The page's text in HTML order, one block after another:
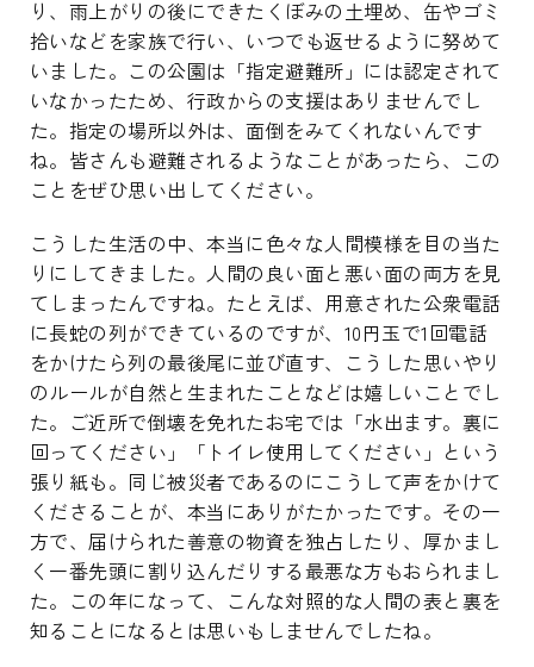
り、雨上がりの後にできたくぼみの土埋め、缶やゴミ
拾いなどを家族で行い、いつでも返せるように努めて
いました。この公園は「指定避難所」には認定されて
いなかったため、行政からの支援はありませんでし
た。指定の場所以外は、面倒をみてくれないんです
ね。皆さんも避難されるようなことがあったら、この
ことをぜひ思い出してください。
こうした生活の中、本当に色々な人間模様を目の当た
りにしてきました。人間の良い面と悪い面の両方を見
てしまったんですね。たとえば、用意された公衆電話
に長蛇の列ができているのですが、10円玉で1回電話
をかけたら列の最後尾に並び直す、こうした思いやり
のルールが自然と生まれたことなどは嬉しいことでし
た。ご近所で倒壊を免れたお宅では「水出ます。裏に
回ってください」「トイレ使用してください」という
張り紙も。同じ被災者であるのにこうして声をかけて
くださることが、本当にありがたかったです。その一
方で、届けられた善意の物資を独占したり、厚かまし
く一番先頭に割り込んだりする最悪な方もおられまし
た。この年になって、こんな対照的な人間の表と裏を
知ることになるとは思いもしませんでしたね。